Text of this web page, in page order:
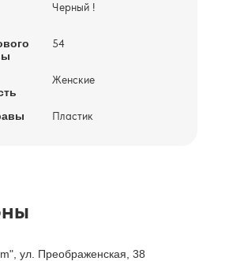
Черный !
54
Женские
Пластик
ул. Преображенская, 38